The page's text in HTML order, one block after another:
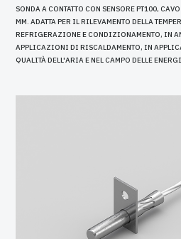
SONDA A CONTATTO CON SENSORE PT100,
MM. ADATTA PER IL RILEVAMENTO DELLA
REFRIGERAZIONE E CONDIZIONAMENTO, IN
APPLICAZIONI DI RISCALDAMENTO, IN
QUALITÀ DELL'ARIA E NEL CAMPO DELLE